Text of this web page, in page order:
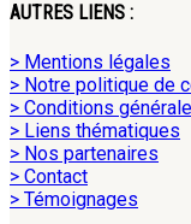
AUTRES LIENS :
> Mentions légales
> Notre politique de
> Conditions
> Liens thématiques
> Nos partenaires
> Contact
> Témoignages